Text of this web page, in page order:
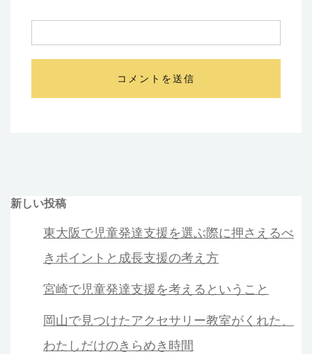
新しい投稿
東大阪で児童発達支援を選ぶ際に押さえるべ
きポイントと成長支援の考え方
宮崎で児童発達支援を考えるということ
岡山で見つけたアクセサリー教室がくれた、
わたしだけのきらめき時間